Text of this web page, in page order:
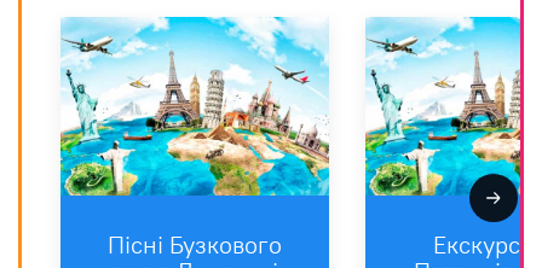
Пісні Бузкового